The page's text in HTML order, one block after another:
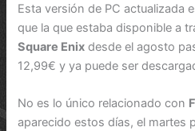
Esta versión de PC actualizada
que la que estaba disponible a
Square Enix desde el agosto
12,99€ y ya puede ser
No es lo único relacionado con
aparecido estos días, el martes